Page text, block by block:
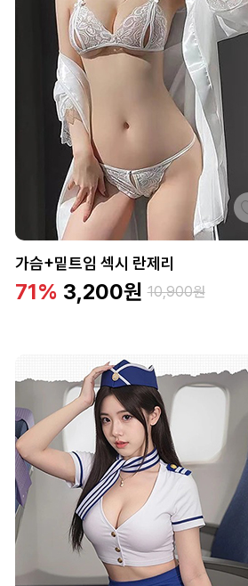
가슴+밑트임 섹시 란제리
71% 3,200원 10,900원